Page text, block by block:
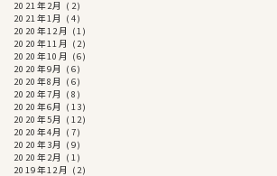
2021年2月 (2)
2021年1月 (4)
2020年12月 (1)
2020年11月 (2)
2020年10月 (6)
2020年9月 (6)
2020年8月 (6)
2020年7月 (8)
2020年6月 (13)
2020年5月 (12)
2020年4月 (7)
2020年3月 (9)
2020年2月 (1)
2019年12月 (2)